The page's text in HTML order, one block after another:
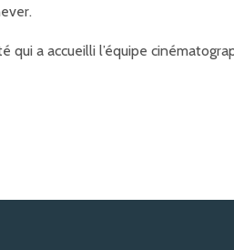
a accueilli l’équipe